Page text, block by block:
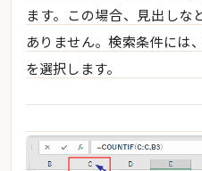
ます。この場合、見出しな
ありません。検索条件には
を選択します。